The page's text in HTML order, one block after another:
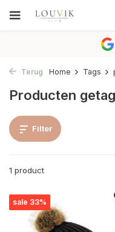
Terug Home Tags
Producten
Filter
1 product
sale 33%